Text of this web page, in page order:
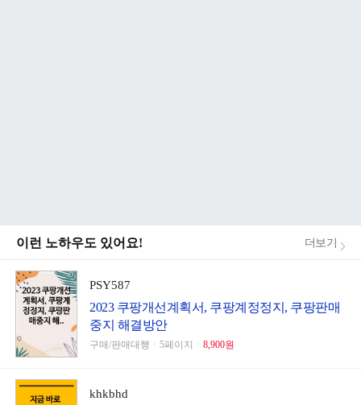
이런 노하우도 있어요! 더보기
PSY587
2023 쿠팡개선계획서, 쿠팡계정정지, 쿠팡판매
중지 해결방안
구매/판매대행ㆍ5페이지ㆍ 8,900원
khkbhd